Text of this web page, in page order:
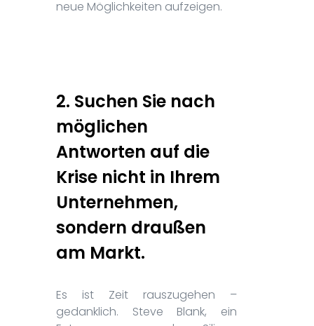
neue Möglichkeiten aufzeigen.
2. Suchen Sie nach
möglichen
Antworten auf die
Krise nicht in Ihrem
Unternehmen,
sondern draußen
am Markt.
Es ist Zeit rauszugehen –
gedanklich. Steve Blank, ein